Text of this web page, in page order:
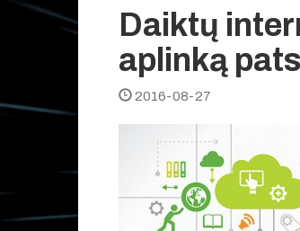
Daiktų
aplinką pats
2016-08-27